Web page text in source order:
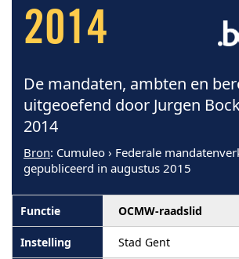
2014
De mandaten, ambten en
uitgeoefend door Jurgen
2014
Bron: Cumuleo › Federale
gepubliceerd in augustus 2015
OCMW-raadslid
Stad Gent